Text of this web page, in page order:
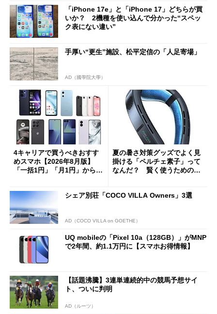
「iPhone 17e」と「iPhone 17」どちらが買
いか？ 2機種を使い込んで分かった“スペッ
ク表にない違い”
手厚い“更生”施設、松平定信の「人足寄場」
AD（國學院大學）
4キャリアで買うべきおすす
めスマホ【2026年8月版】
「一括1円」「月1円」からお
夏の暑さ対策グッズでよく見
掛ける「ペルチェ素子」って
なんだ？ 賢く使うための注
シェア別荘「COCO VILLA Owners」3選
AD（COCO VILLA on GOETHE）
UQ mobileの「Pixel 10a（128GB）」がMNP
で2年間、約1.1万円に【スマホお得情報】
【話題沸騰】3連単連続的中の競馬予想サイ
ト、ついに判明
AD（ルーツ）